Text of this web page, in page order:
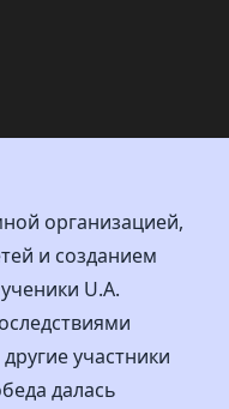
организацией,
и созданием
U.A.
участники
далась